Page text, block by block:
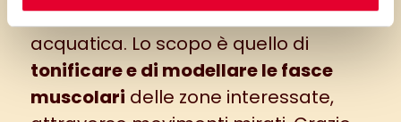
rivisitata anche nella sua variante
acquatica. Lo scopo è quello di
tonificare e di modellare le fasce
muscolari delle zone interessate,